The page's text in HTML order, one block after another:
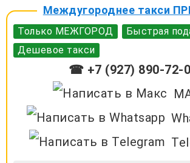
Междугороднее такси
Только МЕЖГОРОД
Быстрая
Дешевое такси
☎ +7 (927) 890-72-